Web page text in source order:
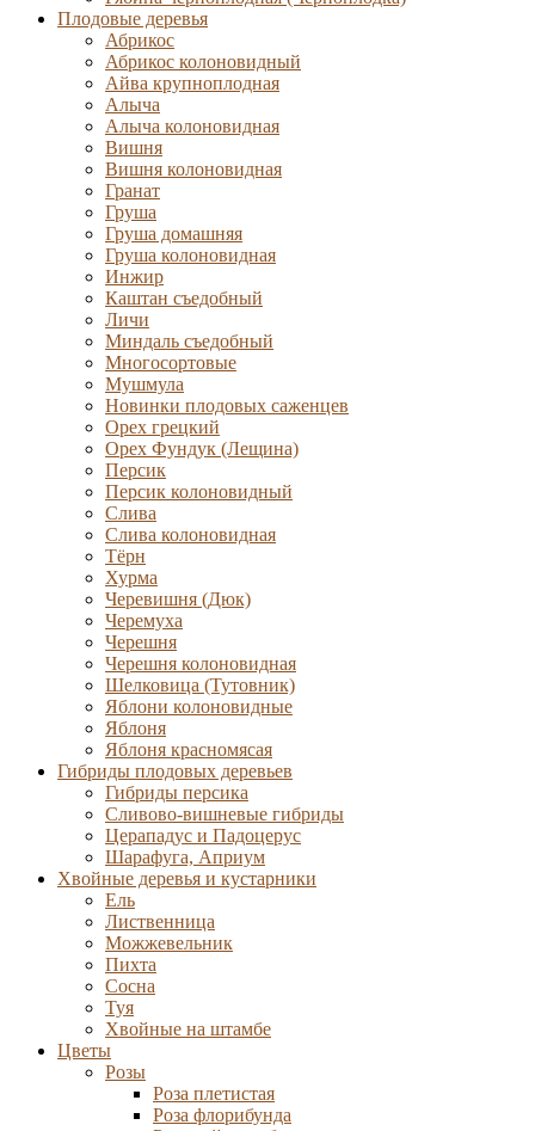
Плодовые деревья
Абрикос
Абрикос колоновидный
Айва крупноплодная
Алыча
Алыча колоновидная
Вишня
Вишня колоновидная
Гранат
Груша
Груша домашняя
Груша колоновидная
Инжир
Каштан съедобный
Личи
Миндаль съедобный
Многосортовые
Мушмула
Новинки плодовых саженцев
Орех грецкий
Орех Фундук (Лещина)
Персик
Персик колоновидный
Слива
Слива колоновидная
Тёрн
Хурма
Черевишня (Дюк)
Черемуха
Черешня
Черешня колоновидная
Шелковица (Тутовник)
Яблони колоновидные
Яблоня
Яблоня красномясая
Гибриды плодовых деревьев
Гибриды персика
Сливово-вишневые гибриды
Церападус и Падоцерус
Шарафуга, Априум
Хвойные деревья и кустарники
Ель
Лиственница
Можжевельник
Пихта
Сосна
Туя
Хвойные на штамбе
Цветы
Розы
Роза плетистая
Роза флорибунда